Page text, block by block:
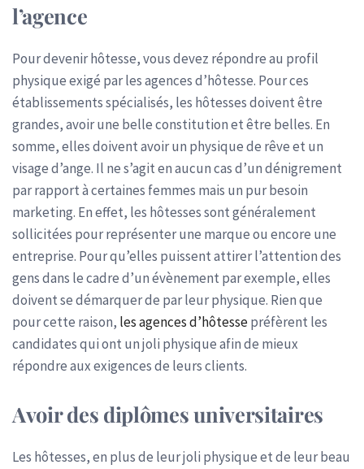
l’agence
Pour devenir hôtesse, vous devez répondre au profil
physique exigé par les agences d’hôtesse. Pour ces
établissements spécialisés, les hôtesses doivent être
grandes, avoir une belle constitution et être belles. En
somme, elles doivent avoir un physique de rêve et un
visage d’ange. Il ne s’agit en aucun cas d’un dénigrement
par rapport à certaines femmes mais un pur besoin
marketing. En effet, les hôtesses sont généralement
sollicitées pour représenter une marque ou encore une
entreprise. Pour qu’elles puissent attirer l’attention des
gens dans le cadre d’un évènement par exemple, elles
doivent se démarquer de par leur physique. Rien que
pour cette raison, les agences d’hôtessepréfèrent les
candidates qui ont un joli physique afin de mieux
répondre aux exigences de leurs clients.
Avoir des diplômes universitaires
Les hôtesses, en plus de leur joli physique et de leur beau